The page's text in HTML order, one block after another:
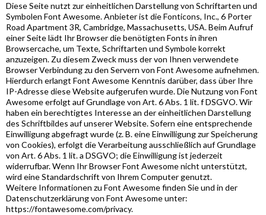
Diese Seite nutzt zur einheitlichen Darstellung von Schriftarten und
Symbolen Font Awesome. Anbieter ist die Fonticons, Inc., 6 Porter
Road Apartment 3R, Cambridge, Massachusetts, USA. Beim Aufruf
einer Seite lädt Ihr Browser die benötigten Fonts in ihren
Browsercache, um Texte, Schriftarten und Symbole korrekt
anzuzeigen. Zu diesem Zweck muss der von Ihnen verwendete
Browser Verbindung zu den Servern von Font Awesome aufnehmen.
Hierdurch erlangt Font Awesome Kenntnis darüber, dass über Ihre
IP-Adresse diese Website aufgerufen wurde. Die Nutzung von Font
Awesome erfolgt auf Grundlage von Art. 6 Abs. 1 lit. f DSGVO. Wir
haben ein berechtigtes Interesse an der einheitlichen Darstellung
des Schriftbildes auf unserer Website. Sofern eine entsprechende
Einwilligung abgefragt wurde (z. B. eine Einwilligung zur Speicherung
von Cookies), erfolgt die Verarbeitung ausschließlich auf Grundlage
von Art. 6 Abs. 1 lit. a DSGVO; die Einwilligung ist jederzeit
widerrufbar. Wenn Ihr Browser Font Awesome nicht unterstützt,
wird eine Standardschrift von Ihrem Computer genutzt.
Weitere Informationen zu Font Awesome finden Sie und in der
Datenschutzerklärung von Font Awesome unter:
https://fontawesome.com/privacy.